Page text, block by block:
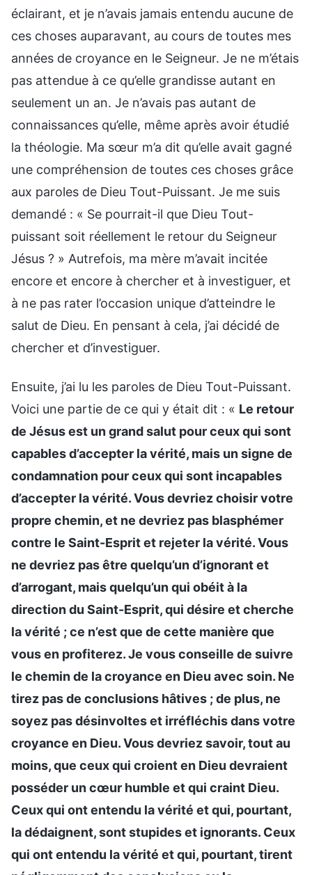
éclairant, et je n’avais jamais entendu aucune de
ces choses auparavant, au cours de toutes mes
années de croyance en le Seigneur. Je ne m’étais
pas attendue à ce qu’elle grandisse autant en
seulement un an. Je n’avais pas autant de
connaissances qu’elle, même après avoir étudié
la théologie. Ma sœur m’a dit qu’elle avait gagné
une compréhension de toutes ces choses grâce
aux paroles de Dieu Tout-Puissant. Je me suis
demandé : « Se pourrait-il que Dieu Tout-
puissant soit réellement le retour du Seigneur
Jésus ? » Autrefois, ma mère m’avait incitée
encore et encore à chercher et à investiguer, et
à ne pas rater l’occasion unique d’atteindre le
salut de Dieu. En pensant à cela, j’ai décidé de
chercher et d’investiguer.
Ensuite, j’ai lu les paroles de Dieu Tout-Puissant.
Voici une partie de ce qui y était dit : « Le retour
de Jésus est un grand salut pour ceux qui sont
capables d’accepter la vérité, mais un signe de
condamnation pour ceux qui sont incapables
d’accepter la vérité. Vous devriez choisir votre
propre chemin, et ne devriez pas blasphémer
contre le Saint-Esprit et rejeter la vérité. Vous
ne devriez pas être quelqu’un d’ignorant et
d’arrogant, mais quelqu’un qui obéit à la
direction du Saint-Esprit, qui désire et cherche
la vérité ; ce n’est que de cette manière que
vous en profiterez. Je vous conseille de suivre
le chemin de la croyance en Dieu avec soin. Ne
tirez pas de conclusions hâtives ; de plus, ne
soyez pas désinvoltes et irréfléchis dans votre
croyance en Dieu. Vous devriez savoir, tout au
moins, que ceux qui croient en Dieu devraient
posséder un cœur humble et qui craint Dieu.
Ceux qui ont entendu la vérité et qui, pourtant,
la dédaignent, sont stupides et ignorants. Ceux
qui ont entendu la vérité et qui, pourtant, tirent